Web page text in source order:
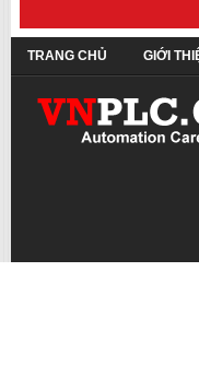
TRANG CHỦ GIỚI